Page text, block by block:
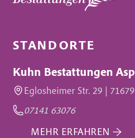
STANDORTE
Kuhn Bestattungen
Eglosheimer Str. 29 |
07141 63076
MEHR ERFAHREN →